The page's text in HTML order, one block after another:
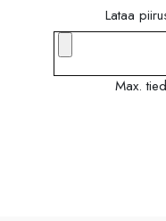
Lataa
Max.